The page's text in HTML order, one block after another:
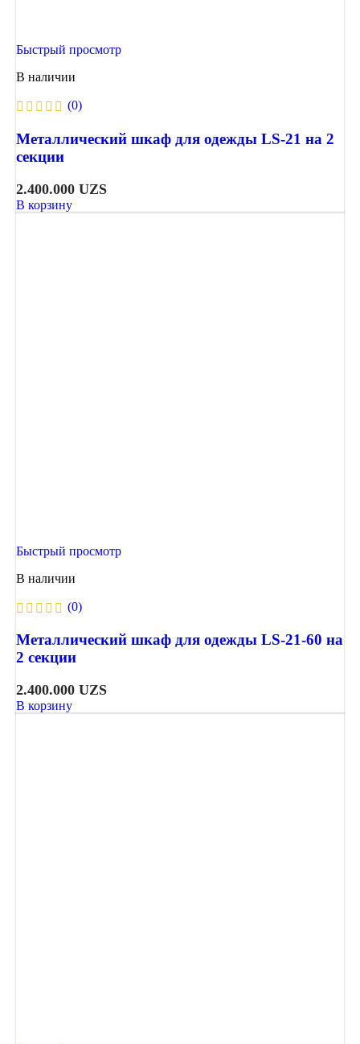
Быстрый просмотр
В наличии
(0)
Металлический шкаф для одежды LS-21 на 2
секции
2.400.000 UZS
В корзину
Быстрый просмотр
В наличии
(0)
Металлический шкаф для одежды LS-21-60 на
2 секции
2.400.000 UZS
В корзину